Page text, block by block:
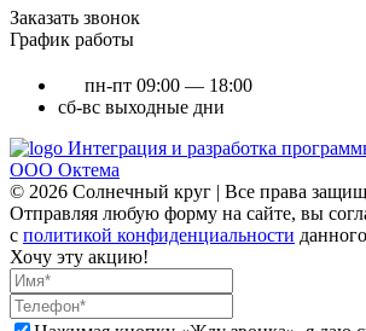
Заказать звонок
График работы
пн-пт 09:00 — 18:00
сб-вс выходные дни
Интеграция и разработка
ООО Октема
© 2026 Солнечный круг | Все права
Отправляя любую форму на сайте, вы
с политикой конфиденциальности
Хочу эту акцию!